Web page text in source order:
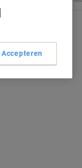
Accepteren